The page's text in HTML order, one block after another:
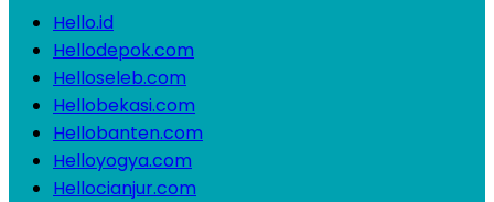
Hello.id
Hellodepok.com
Helloseleb.com
Hellobekasi.com
Hellobanten.com
Helloyogya.com
Hellocianjur.com